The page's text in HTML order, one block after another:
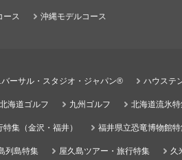
ース 沖縄モデルコース
ーサル・スタジオ・ジャパン® ハウステ
北海道ゴルフ 九州ゴルフ 北海道流氷
集（金沢・福井） 福井県立恐竜博物館
列島特集 屋久島ツアー・旅行特集 久